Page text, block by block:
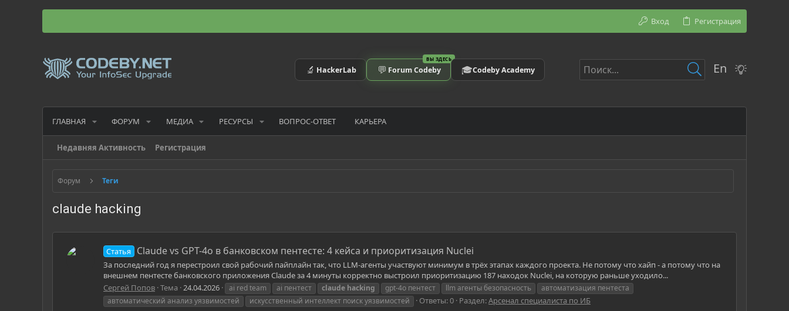
Вход Регистрация
🔬 HackerLab
ВЫ ЗДЕСЬ
💬 Forum Codeby 🎓Codeby Academy En
ГЛАВНАЯ ФОРУМ МЕДИА РЕСУРСЫ ВОПРОС-ОТВЕТ КАРЬЕРА
Недавняя Активность Регистрация
Форум Теги
claude hacking
Статья Claude vs GPT-4o в банковском пентесте: 4 кейса и приоритизация Nuclei
За последний год я перестроил свой рабочий пайплайн так, что LLM-агенты участвуют минимум в трёх этапах каждого проекта. Не потому что хайп - а потому что на
внешнем пентесте банковского приложения Claude за 4 минуты корректно выстроил приоритизацию 187 находок Nuclei, на которую раньше уходило...
Сергей Попов Тема 24.04.2026 ai red team ai пентест claude hacking gpt-4o пентест llm агенты безопасность
автоматизация пентеста
автоматический анализ уязвимостей
искусственный интеллект поиск уязвимостей Ответы: 0 Раздел:Арсенал специалиста по ИБ